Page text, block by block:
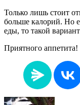
Только лишь стоит
больше калорий. Но
еды, то такой
Приятного аппетита!